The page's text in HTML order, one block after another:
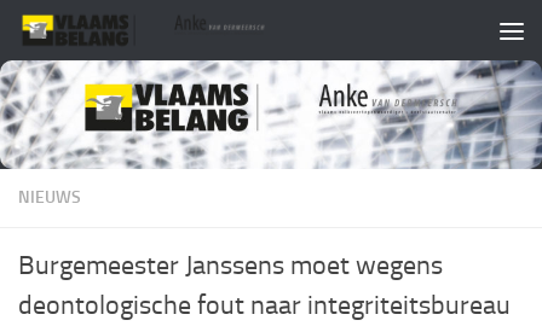
Skip to content
NIEUWS
Burgemeester Janssens moet wegens
deontologische fout naar integriteitsbureau